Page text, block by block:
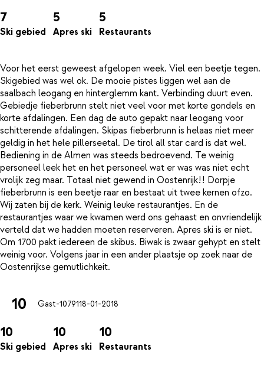
7
Ski gebied
5
Apres ski
5
Restaurants
Voor het eerst geweest afgelopen week. Viel een beetje tegen.
Skigebied was wel ok. De mooie pistes liggen wel aan de
saalbach leogang en hinterglemm kant. Verbinding duurt even.
Gebiedje fieberbrunn stelt niet veel voor met korte gondels en
korte afdalingen. Een dag de auto gepakt naar leogang voor
schitterende afdalingen. Skipas fieberbrunn is helaas niet meer
geldig in het hele pillerseetal. De tirol all star card is dat wel.
Bediening in de Almen was steeds bedroevend. Te weinig
personeel leek het en het personeel wat er was was niet echt
vrolijk zeg maar. Totaal niet gewend in Oostenrijk!! Dorpje
fieberbrunn is een beetje raar en bestaat uit twee kernen ofzo.
Wij zaten bij de kerk. Weinig leuke restaurantjes. En de
restaurantjes waar we kwamen werd ons gehaast en onvriendelijk
verteld dat we hadden moeten reserveren. Apres ski is er niet.
Om 1700 pakt iedereen de skibus. Biwak is zwaar gehypt en stelt
weinig voor. Volgens jaar in een ander plaatsje op zoek naar de
10 Gast-1079118-01-2018
10
Ski gebied
10
Apres ski
10
Restaurants